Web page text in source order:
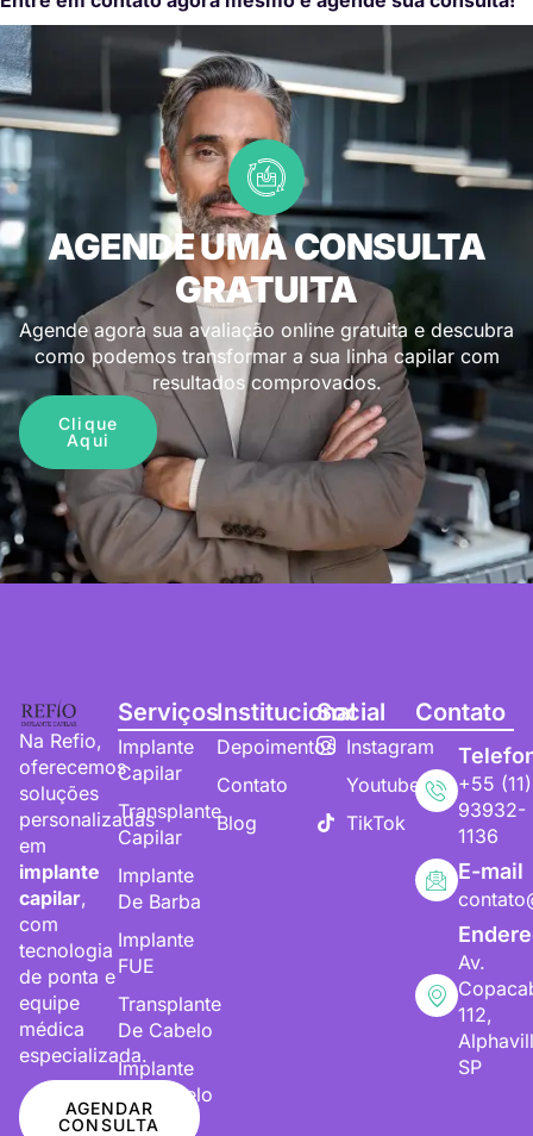
AGENDE UMA CONSULTA
GRATUITA
Agende agora sua avaliação online gratuita e descubra
como podemos transformar a sua linha capilar com
resultados comprovados.
Clique
Aqui
Na Refio,
oferecemos
soluções
personalizadas
em
implante
capilar,
com
tecnologia
de ponta e
equipe
médica
especializada.
AGENDAR
CONSULTA
Serviços
Implante
Capilar
Transplante
Capilar
Implante
De Barba
Implante
FUE
Transplante
De Cabelo
Implante
De Cabelo
Institucional
Depoimentos
Contato
Blog
Social
Instagram
Youtube
TikTok
Contato
+55 (11)
93932-
1136
E-mail
Av.
112,
SP